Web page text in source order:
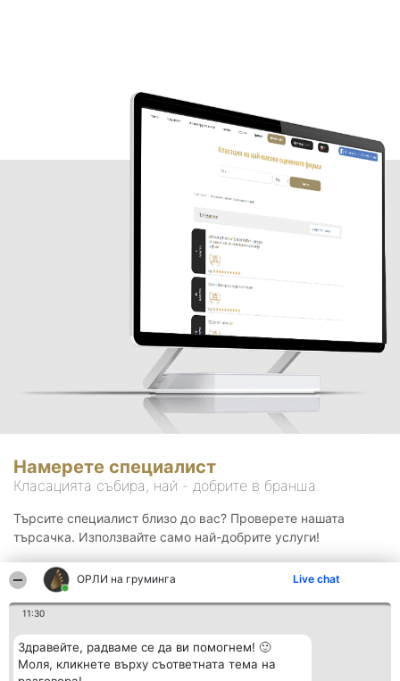
ОРЛИ на груминга Live chat
11:30
Здравейте, радваме се да ви помогнем! 🙂
Моля, кликнете върху съответната тема на
Намерете специалист
Класацията събира, най - добрите в бранша.
Търсите специалист близо до вас? Проверете нашата
търсачка. Използвайте само най-добрите услуги!